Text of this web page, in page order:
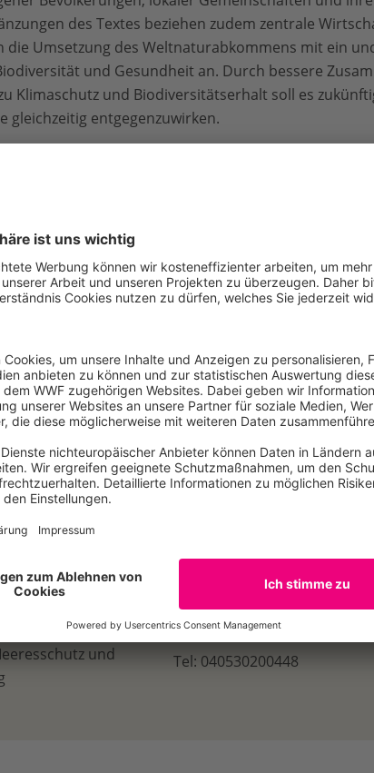
des Textes beziehen zudem zentrale
Umsetzung des Weltnaturabkommens mit ein
und Gesundheit an. Durch bessere
Klimaschutz und Biodiversitätserhalt soll es
gleichzeitig entgegenzuwirken.
weiter über die Mechanismen der Finanzierung
zurückwerfen. Florian Titze sieht das mit
und sogar rückgängig zu machen, verbleibt
haben es auch nicht geschafft final zu klären, wie
Dafür fehlte am Ende das sogenannte Quorum. Zu
somit nicht mehr möglich. Ein trauriges Sinnbild für
Ende könnte höher nicht sein. Hinter den vielen
in der Realität der unschätzbare Wert der Natur
Intakte Ökosysteme liefern sauberes Wasser,
gegen Krankheiten und Pandemien und
All das steht auf dem Spiel, wenn das
und
E-Mail
Tel: 040530200448